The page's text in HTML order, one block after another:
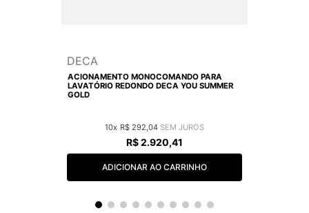
DECA
ACIONAMENTO MONOCOMANDO PARA
LAVATÓRIO REDONDO DECA YOU SUMMER
GOLD
10 R$ 292 04
R$2.920,41
ADICIONAR AO CARRINHO